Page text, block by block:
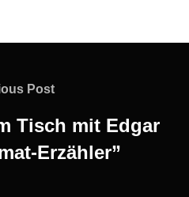
Previous
Post
Tisch mit Edgar
Erzähler”